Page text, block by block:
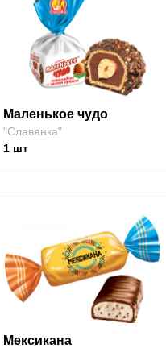
Маленькое чудо
"Славянка"
1шт
Мексикана